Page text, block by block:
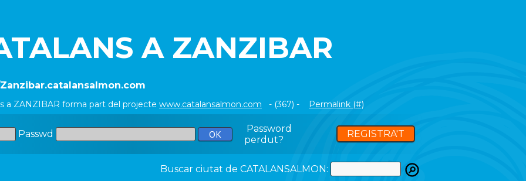
A ZANZIBAR
a ZANZIBAR forma part del projecte www.catalansalmon.com - (367) - Permalink (#)
Passwd
Password
perdut?
REGISTRA'T
Buscar ciutat de CATALANSALMON: